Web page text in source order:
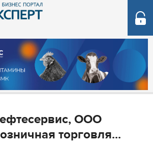
ООО
торговля...